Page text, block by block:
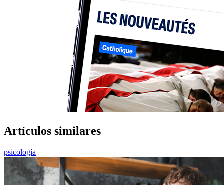
Artículos similares
psicología